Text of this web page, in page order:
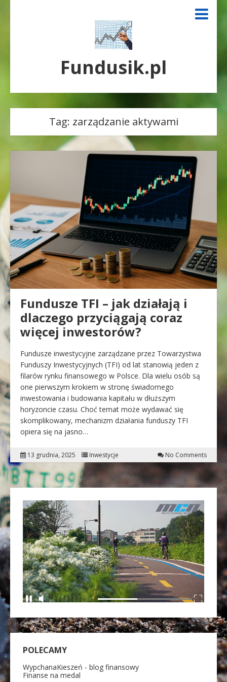
Fundusik.pl
Tag: zarządzanie aktywami
Fundusze TFI – jak działają i
dlaczego przyciągają coraz
więcej inwestorów?
Fundusze inwestycyjne zarządzane przez Towarzystwa
Funduszy Inwestycyjnych (TFI) od lat stanowią jeden z
filarów rynku finansowego w Polsce. Dla wielu osób są
one pierwszym krokiem w stronę świadomego
inwestowania i budowania kapitału w dłuższym
horyzoncie czasu. Choć temat może wydawać się
skomplikowany, mechanizm działania funduszy TFI
opiera się na jasno…
13 grudnia, 2025 Inwestycje No Comments
POLECAMY
WypchanaKieszeń - blog finansowy
Finanse na medal